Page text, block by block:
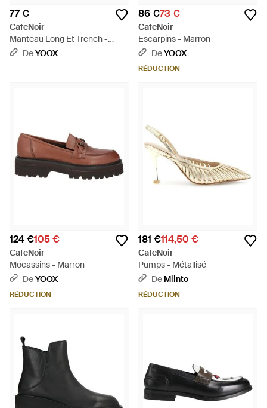
77 €
CafeNoir
Manteau Long Et Trench -
Blanc
DeYOOX
86 €73 €
CafeNoir
Escarpins - Marron
DeYOOX
RÉDUCTION
124 €105 €
CafeNoir
Mocassins - Marron
DeYOOX
RÉDUCTION
181 €114,50 €
CafeNoir
Pumps - Métallisé
De Miinto
RÉDUCTION